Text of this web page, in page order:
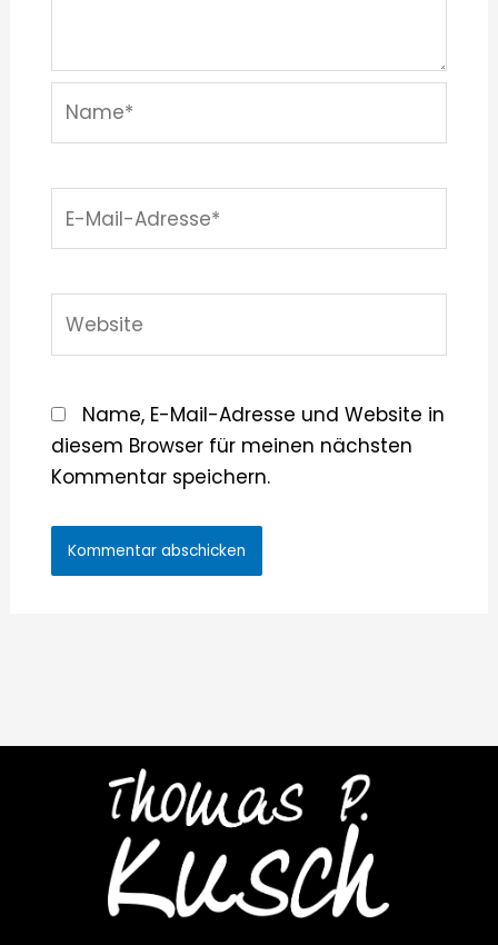
Mail-
Name, E-Mail-Adresse und Website in
diesem Browser für meinen nächsten
Kommentar speichern.